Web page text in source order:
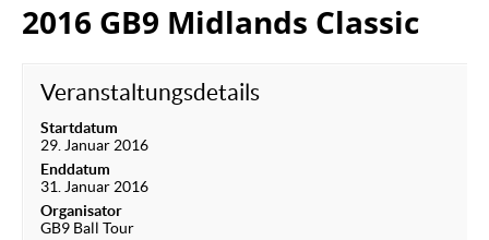
2016 GB9 Midlands Classic
Veranstaltungsdetails
Startdatum
29. Januar 2016
Enddatum
31. Januar 2016
Organisator
GB9 Ball Tour